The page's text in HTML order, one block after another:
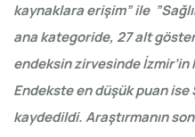
kaynaklara erişim” ile
ana kategoride, 27 alt
endeksin zirvesinde İzmir’in
Endekste en düşük puan ise
kaydedildi. Araştırmanın